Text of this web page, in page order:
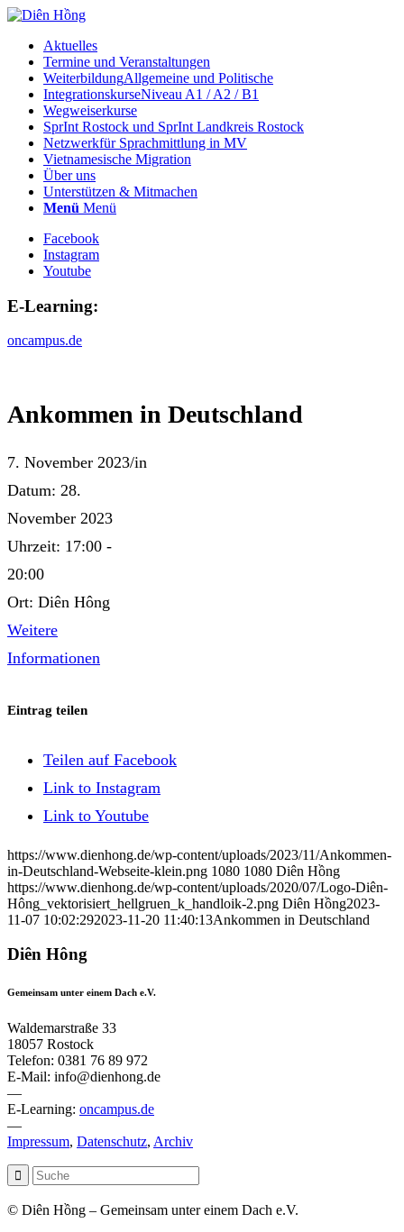
Aktuelles
Termine und Veranstaltungen
WeiterbildungAllgemeine und Politische
IntegrationskurseNiveau A1 / A2 / B1
Wegweiserkurse
SprInt Rostock und SprInt Landkreis Rostock
Netzwerkfür Sprachmittlung in MV
Vietnamesische Migration
Über uns
Unterstützen & Mitmachen
Menü Menü
Facebook
Instagram
Youtube
E-Learning:
oncampus.de
Ankommen in Deutschland
7. November 2023/in
Datum: 28.
November 2023
Uhrzeit: 17:00 -
20:00
Ort: Diên Hông
Weitere
Informationen
Eintrag teilen
Teilen auf Facebook
Link to Instagram
Link to Youtube
https://www.dienhong.de/wp-content/uploads/2023/11/Ankommen-
in-Deutschland-Webseite-klein.png 1080 1080 Diên Hồng
https://www.dienhong.de/wp-content/uploads/2020/07/Logo-Diên-
Hông_vektorisiert_hellgruen_k_handloik-2.png Diên Hồng2023-
11-07 10:02:292023-11-20 11:40:13Ankommen in Deutschland
Diên Hông
Gemeinsam unter einem Dach e.V.
Waldemarstraße 33
18057 Rostock
Telefon: 0381 76 89 972
E-Mail: info@dienhong.de
—
E-Learning: oncampus.de
—
Impressum, Datenschutz, Archiv
© Diên Hồng – Gemeinsam unter einem Dach e.V.